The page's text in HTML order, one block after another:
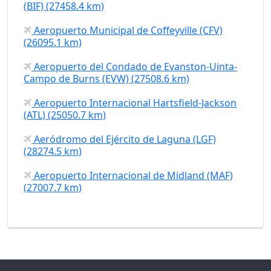
(BIF) (27458.4 km)
Aeropuerto Municipal de Coffeyville (CFV)
(26095.1 km)
Aeropuerto del Condado de Evanston-Uinta-
Campo de Burns (EVW) (27508.6 km)
Aeropuerto Internacional Hartsfield-Jackson
(ATL) (25050.7 km)
Aeródromo del Ejército de Laguna (LGF)
(28274.5 km)
Aeropuerto Internacional de Midland (MAF)
(27007.7 km)